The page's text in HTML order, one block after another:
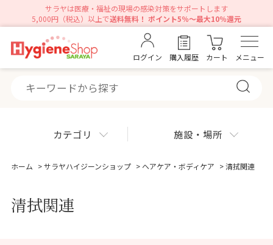
サラヤは医療・福祉の現場の感染対策をサポートします
5,000円（税込）以上で送料無料！ ポイント5％～最大10％還元
ログイン 購入履歴 カート メニュー
カテゴリ 施設・場所
ホーム >サラヤハイジーンショップ > ヘアケア・ボディケア >清拭関連
清拭関連